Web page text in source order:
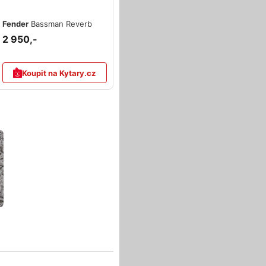
Fender Bassman Reverb
2 950,-
Koupit na Kytary.cz